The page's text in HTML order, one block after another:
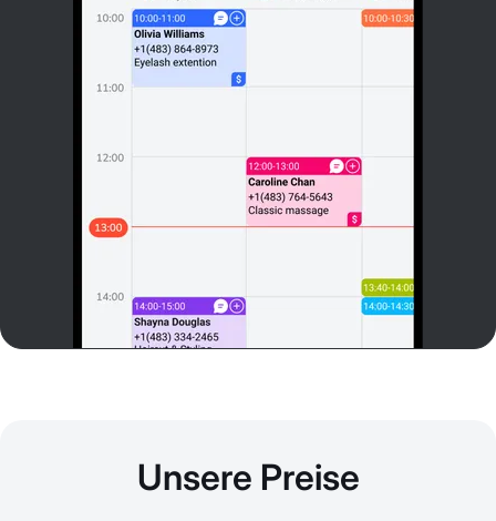
Unsere Preise